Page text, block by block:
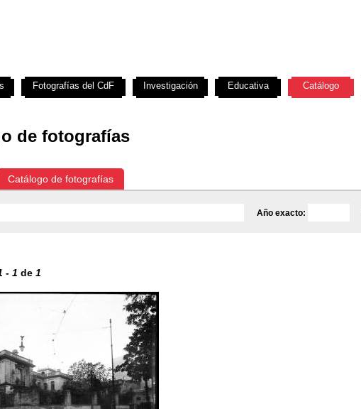
de fotografías
Catálogo de fotografías
Año exacto:
- 1 de 1
Fotografías del CdF Investigación Educativa Catálogo